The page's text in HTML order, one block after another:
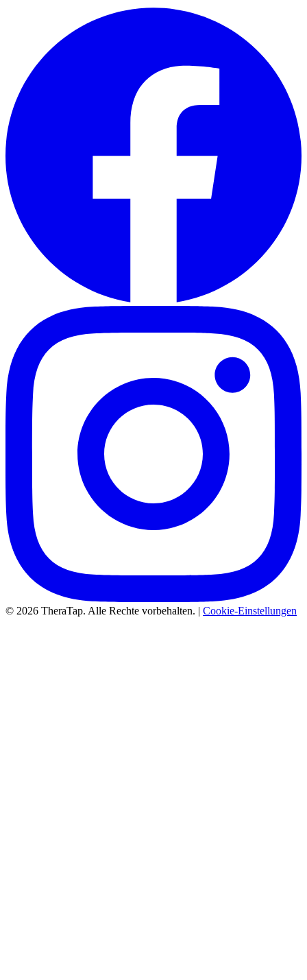
© 2026 TheraTap. Alle Rechte vorbehalten. | Cookie-Einstellungen